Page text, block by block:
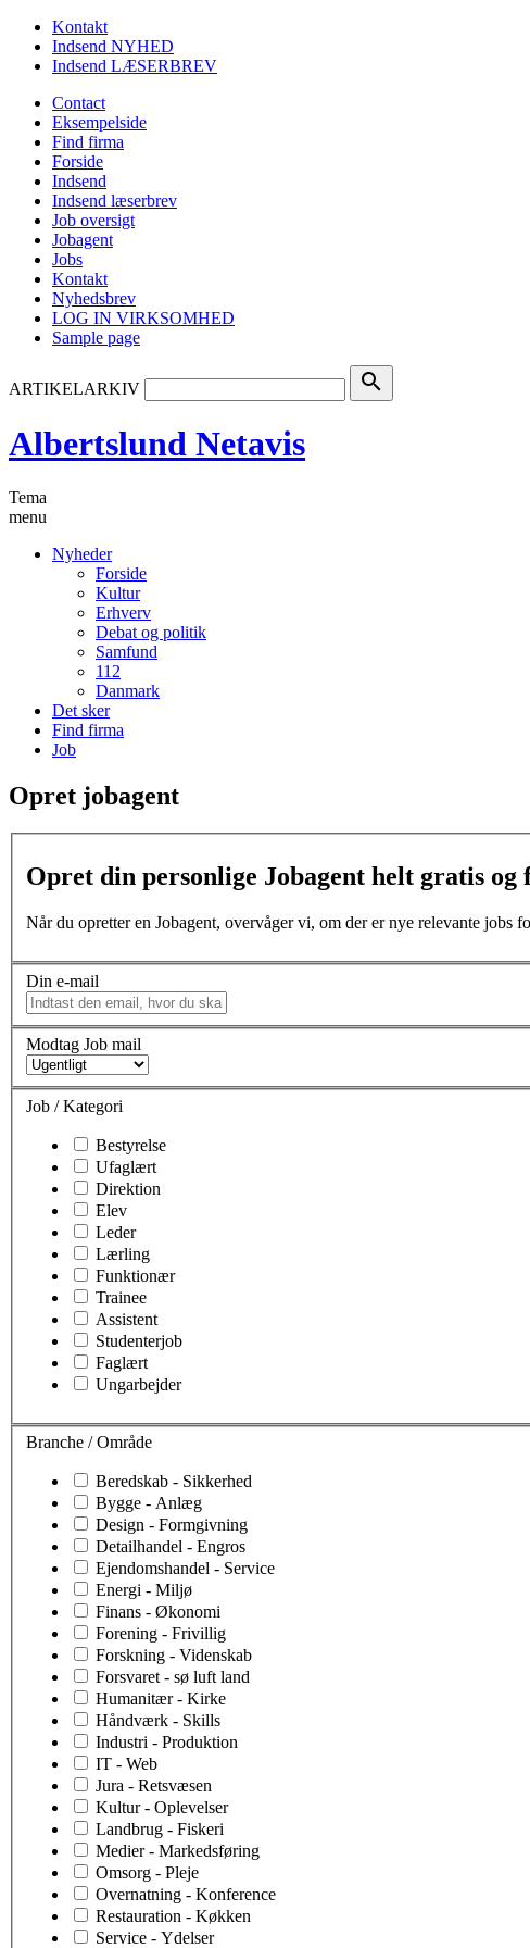
Kontakt
Indsend NYHED
Indsend LÆSERBREV
Contact
Eksempelside
Find firma
Forside
Indsend
Indsend læserbrev
Job oversigt
Jobagent
Jobs
Kontakt
Nyhedsbrev
LOG IN VIRKSOMHED
Sample page
ARTIKELARKIV search
Albertslund Netavis
Tema
menu
Nyheder
Forside
Kultur
Erhverv
Debat og politik
Samfund
112
Danmark
Det sker
Find firma
Job
Opret jobagent
Opret din personlige Jobagent helt gratis
Når du opretter en Jobagent, overvåger vi, om der er nye relevante
Din e-mail
Modtag Job mail
Job / Kategori
Bestyrelse
Ufaglært
Direktion
Elev
Leder
Lærling
Funktionær
Trainee
Assistent
Studenterjob
Faglært
Ungarbejder
Branche / Område
Beredskab - Sikkerhed
Bygge - Anlæg
Design - Formgivning
Detailhandel - Engros
Ejendomshandel - Service
Energi - Miljø
Finans - Økonomi
Forening - Frivillig
Forskning - Videnskab
Forsvaret - sø luft land
Humanitær - Kirke
Håndværk - Skills
Industri - Produktion
IT - Web
Jura - Retsvæsen
Kultur - Oplevelser
Landbrug - Fiskeri
Medier - Markedsføring
Omsorg - Pleje
Overnatning - Konference
Restauration - Køkken
Service - Ydelser